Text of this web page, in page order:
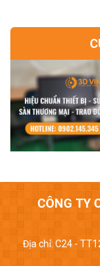
CÔNG TY
Địa chỉ: C24 -